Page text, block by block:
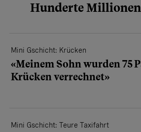
Hunderte
Mini Gschicht: Krücken
«Meinem Sohn wurden 75
Krücken verrechnet»
Mini Gschicht: Teure Taxifahrt